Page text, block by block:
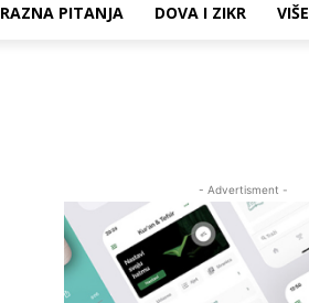
RAZNA PITANJA DOVA I ZIKR VIŠE
- Advertisment -